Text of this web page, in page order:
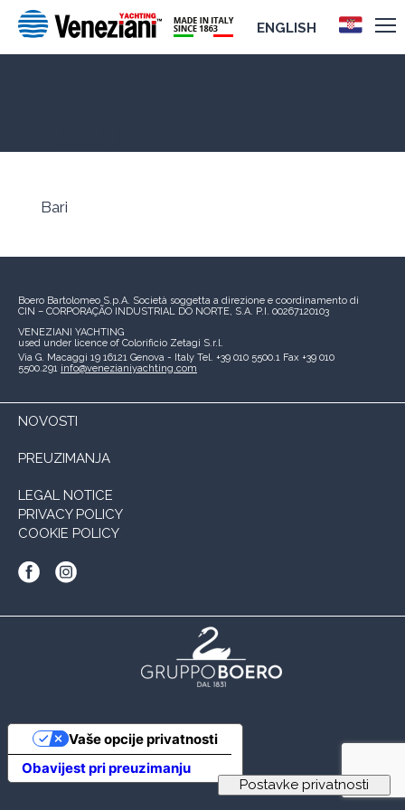
ENGLISH
Bari
Boero Bartolomeo S.p.A. Società soggetta a direzione e coordinamento di
CIN – CORPORAÇÃO INDUSTRIAL DO NORTE, S.A. P.I. 00267120103
VENEZIANI YACHTING
used under licence of Colorificio Zetagi S.r.l.
Via G. Macaggi 19 16121 Genova - Italy Tel. +39 010 5500.1 Fax +39 010
5500.291 info@venezianiyachting.com
NOVOSTI
PREUZIMANJA
LEGAL NOTICE
PRIVACY POLICY
COOKIE POLICY
Obavijest pri preuzimanju
Vaše opcije privatnosti